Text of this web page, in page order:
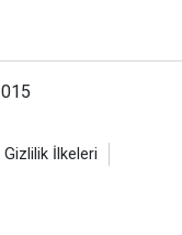
Gizlilik İlkeleri